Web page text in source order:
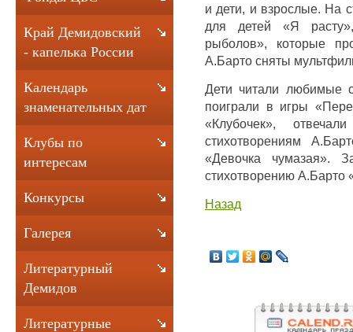
и дети, и взрослые. На
для детей «Я
рыболов», которые
А.Барто сняты
Дети читали любимые
поиграли в игры
«Клубочек»,
стихотворениям
«Девочка чумазая».
стихотворению А.Барто
Назад
Край Демидовский
- капелька России
Календарь
знаменательных дат
Клубы по
интересам
Конкурсы
Галерея
Литературный
Демидов
Литературные